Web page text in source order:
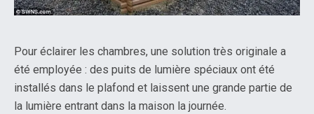
Pour éclairer les chambres, une solution très originale a
été employée : des puits de lumière spéciaux ont été
installés dans le plafond et laissent une grande partie de
la lumière entrant dans la maison la journée.